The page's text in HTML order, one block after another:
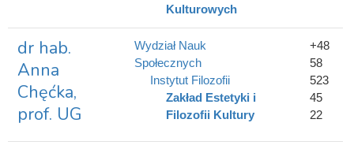
Kulturowych
dr hab.
Anna
Chęćka,
prof. UG
+48
58
523
45
22
Wydział Nauk
Społecznych
Instytut Filozofii
Zakład Estetyki i
Filozofii Kultury